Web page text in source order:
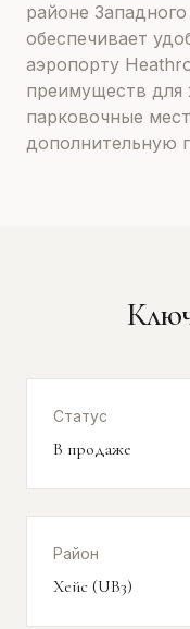
районе
обеспечивает
аэропорту
преимуществ
парковочные
дополнительную
Статус
В продаже
Район
Хейс (UB3)